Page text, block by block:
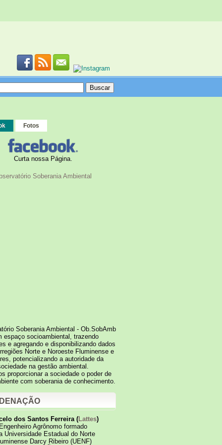
Fotos
Curta nossa Página.
Soberania Ambiental
Soberania Ambiental - Ob.SobAmb
espaço socioambiental, trazendo
e agregando e disponibilizando dados
Norte e Noroeste Fluminense e
potencializando a autoridade da
na gestão ambiental.
proporcionar a sociedade o poder de
com soberania de conhecimento.
dos Santos Ferreira (Lattes)
Agrônomo formado
Universidade Estadual do Norte
Darcy Ribeiro (UENF)